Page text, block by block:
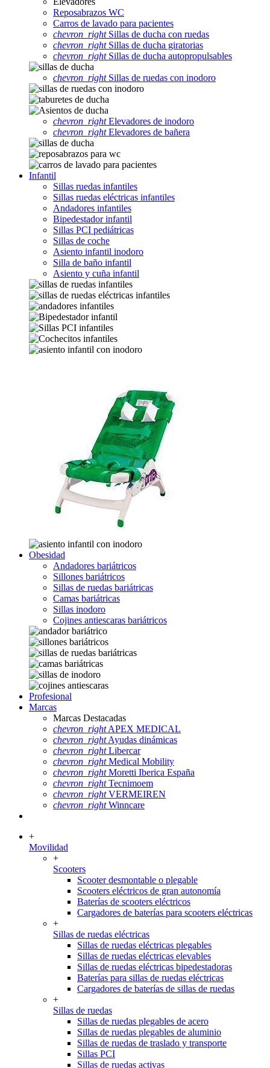
Reposabrazos WC
Carros de lavado para pacientes
chevron_rightSillas de ducha con ruedas
chevron_rightSillas de ducha giratorias
chevron_rightSillas de ducha autopropulsables
chevron_rightSillas de ruedas con inodoro
chevron_rightElevadores de inodoro
chevron_rightElevadores de bañera
Infantil
Sillas ruedas infantiles
Sillas ruedas eléctricas infantiles
Andadores infantiles
Bipedestador infantil
Sillas PCI pediátricas
Sillas de coche
Asiento infantil inodoro
Silla de baño infantil
Asiento y cuña infantil
Obesidad
Andadores bariátricos
Sillones bariátricos
Sillas de ruedas bariátricas
Camas bariátricas
Sillas inodoro
Cojines antiescaras bariátricos
Profesional
Marcas
Marcas Destacadas
chevron_rightAPEX MEDICAL
chevron_rightAyudas dinámicas
chevron_rightLibercar
chevron_rightMedical Mobility
chevron_rightMoretti Iberica España
chevron_rightTecnimoem
chevron_rightVERMEIREN
chevron_rightWinncare
+
Movilidad
+
Scooters
Scooter desmontable o plegable
Scooters eléctricos de gran autonomía
Baterías de scooters eléctricos
Cargadores de baterías para scooters eléctricas
+
Sillas de ruedas eléctricas
Sillas de ruedas eléctricas plegables
Sillas de ruedas eléctricas elevables
Sillas de ruedas eléctricas bipedestadoras
Baterías para sillas de ruedas eléctricas
Cargadores de baterías de sillas de ruedas
+
Sillas de ruedas
Sillas de ruedas plegables de acero
Sillas de ruedas plegables de aluminio
Sillas de ruedas de traslado y transporte
Sillas PCI
Sillas de ruedas activas